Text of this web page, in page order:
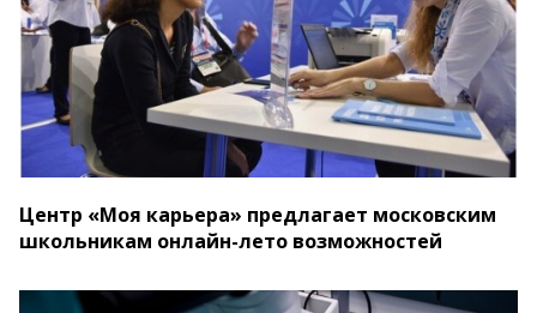
Центр «Моя карьера» предлагает московским
школьникам онлайн-лето возможностей